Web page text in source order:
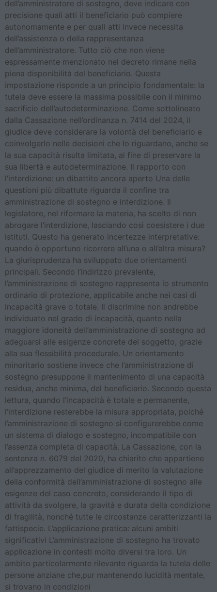
dell’amministratore di sostegno, deve indicare con
precisione quali atti il beneficiario può compiere
autonomamente e per quali atti invece necessita
dell’assistenza o della rappresentanza
dell’amministratore. Tutto ciò che non viene
espressamente menzionato nel decreto rimane nella
piena disponibilità del beneficiario. Questa
impostazione risponde a un principio fondamentale: la
tutela deve essere la massima possibile con il minimo
sacrificio dell’autodeterminazione. Come sottolineato
dalla Cassazione nell’ordinanza n. 7414 del 2024, il
giudice deve considerare la volontà del beneficiario e
coinvolgerlo nelle decisioni che lo riguardano, anche se
la sua capacità risulta limitata, al fine di preservare la
sua libertà e autodeterminazione. Il rapporto con
l’interdizione: un dibattito ancora aperto Una delle
questioni più dibattute riguarda il confine tra
amministrazione di sostegno e interdizione. Il
legislatore, nel riformare la materia, ha scelto di non
abrogare l’interdizione, lasciando così coesistere i due
istituti. Questo ha generato incertezze interpretative:
quando è opportuno ricorrere all’una o all’altra misura?
La giurisprudenza ha sviluppato due orientamenti
principali. Secondo l’indirizzo prevalente,
l’amministrazione di sostegno rappresenta lo strumento
ordinario di protezione, applicabile anche nei casi di
incapacità grave o totale. Il discrimine non andrebbe
individuato nel grado di incapacità, quanto nella
maggiore idoneità dell’amministrazione di sostegno ad
adeguarsi alle esigenze concrete del soggetto, grazie
alla sua flessibilità procedurale. Un orientamento
minoritario sostiene invece che l’amministrazione di
sostegno presuppone il mantenimento di una capacità
residua, anche minima, del beneficiario. Secondo questa
lettura, quando l’incapacità è totale e permanente,
l’interdizione resterebbe la misura appropriata, poiché
l’amministrazione di sostegno si configurerebbe come
un sistema di dialogo e sostegno, incompatibile con
l’assenza completa di capacità. La Cassazione, con la
sentenza n. 6079 del 2020, ha chiarito che appartiene
all’apprezzamento del giudice di merito la valutazione
della conformità dell’amministrazione di sostegno alle
esigenze del caso concreto, considerando il tipo di
attività da svolgere, la gravità e durata della condizione
di fragilità, nonché tutte le circostanze caratterizzanti la
fattispecie. L’applicazione pratica: alcuni ambiti
significativi L’amministrazione di sostegno ha trovato
applicazione in contesti molto diversi tra loro. Un
ambito particolarmente rilevante riguarda la tutela delle
persone anziane che,pur mantenendo lucidità mentale,
si trovano in condizioni